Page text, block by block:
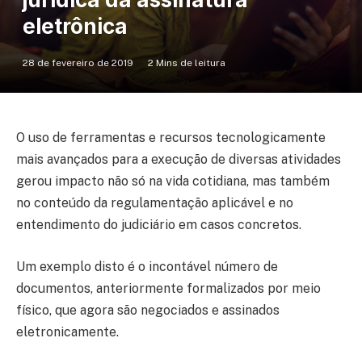
eletrônica
28 de fevereiro de 2019 2 Mins de leitura
O uso de ferramentas e recursos tecnologicamente
mais avançados para a execução de diversas atividades
gerou impacto não só na vida cotidiana, mas também
no conteúdo da regulamentação aplicável e no
entendimento do judiciário em casos concretos.
Um exemplo disto é o incontável número de
documentos, anteriormente formalizados por meio
físico, que agora são negociados e assinados
eletronicamente.